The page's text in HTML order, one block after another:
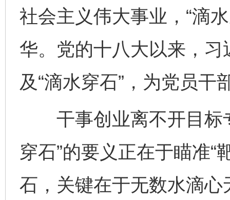
社会主义伟大事业，“滴
华。党的十八大以来，
及“滴水穿石”，为党员
干事创业离不开目标
穿石”的要义正在于瞄准“
石，关键在于无数水滴